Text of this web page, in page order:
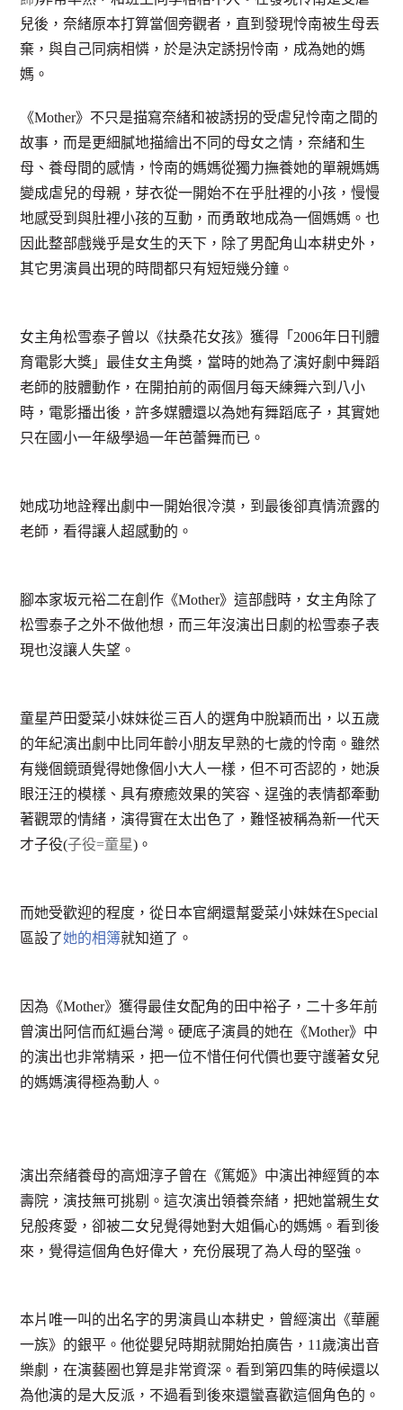
兒後，奈緒原本打算當個旁觀者，直到發現怜南被生母丟
棄，與自己同病相憐，於是決定誘拐怜南，成為她的媽
媽。
《Mother》不只是描寫奈緒和被誘拐的受虐兒怜南之間的
故事，而是更細膩地描繪出不同的母女之情，奈緒和生
母、養母間的感情，怜南的媽媽從獨力撫養她的單親媽媽
變成虐兒的母親，芽衣從一開始不在乎肚裡的小孩，慢慢
地感受到與肚裡小孩的互動，而勇敢地成為一個媽媽。也
因此整部戲幾乎是女生的天下，除了男配角山本耕史外，
其它男演員出現的時間都只有短短幾分鐘。
女主角松雪泰子曾以《扶桑花女孩》獲得「2006年日刊體
育電影大獎」最佳女主角獎，當時的她為了演好劇中舞蹈
老師的肢體動作，在開拍前的兩個月每天練舞六到八小
時，電影播出後，許多媒體還以為她有舞蹈底子，其實她
只在國小一年級學過一年芭蕾舞而已。
她成功地詮釋出劇中一開始很冷漠，到最後卻真情流露的
老師，看得讓人超感動的。
腳本家坂元裕二在創作《Mother》這部戲時，女主角除了
松雪泰子之外不做他想，而三年沒演出日劇的松雪泰子表
現也沒讓人失望。
童星芦田愛菜小妹妹從三百人的選角中脫穎而出，以五歲
的年紀演出劇中比同年齡小朋友早熟的七歲的怜南。雖然
有幾個鏡頭覺得她像個小大人一樣，但不可否認的，她淚
眼汪汪的模樣、具有療癒效果的笑容、逞強的表情都牽動
著觀眾的情緒，演得實在太出色了，難怪被稱為新一代天
才子役(子役=童星)。
而她受歡迎的程度，從日本官網還幫愛菜小妹妹在Special
區設了她的相簿就知道了。
因為《Mother》獲得最佳女配角的田中裕子，二十多年前
曾演出阿信而紅遍台灣。硬底子演員的她在《Mother》中
的演出也非常精采，把一位不惜任何代價也要守護著女兒
的媽媽演得極為動人。
演出奈緒養母的高畑淳子曾在《篤姬》中演出神經質的本
壽院，演技無可挑剔。這次演出領養奈緒，把她當親生女
兒般疼愛，卻被二女兒覺得她對大姐偏心的媽媽。看到後
來，覺得這個角色好偉大，充份展現了為人母的堅強。
本片唯一叫的出名字的男演員山本耕史，曾經演出《華麗
一族》的銀平。他從嬰兒時期就開始拍廣告，11歲演出音
樂劇，在演藝圈也算是非常資深。看到第四集的時候還以
為他演的是大反派，不過看到後來還蠻喜歡這個角色的。